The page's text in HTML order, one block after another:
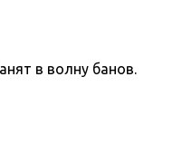
в волну банов.